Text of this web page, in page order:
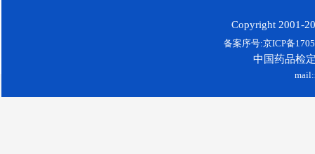
Copyright 2001-
备案序号:京ICP备
中国药品检